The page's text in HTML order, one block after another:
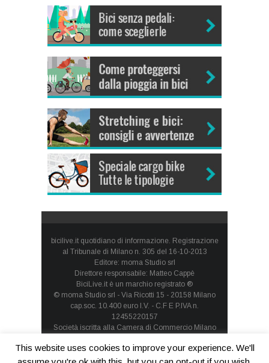
bicilive.it quotidiano di informazione. Registrazione
al Tribunale di Milano n. 305 del 16-10-2013
Editore: moma Studio srl
Direttore responsabile: Matteo Cappè
BiciLive.it è un marchio registrato ®
© moma Studio srl - Via Ricotti 15 - 20158 Milano
cap.soc. 10.400 euro I.V. - C.F E P.IVA n.
12455220157
Società iscritta alla Camera di Commercio Milano
socio unico
Privacy Policy-Cookie Policy
This website uses cookies to improve your experience. We'll